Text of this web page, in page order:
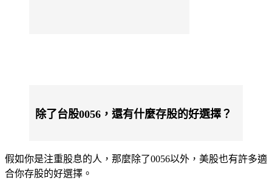
除了台股0056，還有什麼存股的好選擇？
假如你是注重股息的人，那麼除了0056以外，美股也有許多適
合你存股的好選擇。